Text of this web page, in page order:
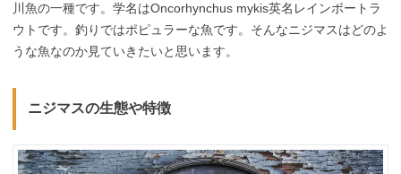
川魚の一種です。学名はOncorhynchus mykis英名レインボートラ
ウトです。釣りではポピュラーな魚です。そんなニジマスはどのよ
うな魚なのか見ていきたいと思います。
ニジマスの生態や特徴